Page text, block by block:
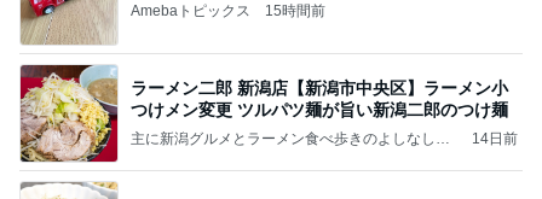
Amebaトピックス 15時間前
ラーメン二郎 新潟店【新潟市中央区】ラーメン小
つけメン変更 ツルパツ麺が旨い新潟二郎のつけ麺
主に新潟グルメとラーメン食べ歩きのよしなしご
14日前